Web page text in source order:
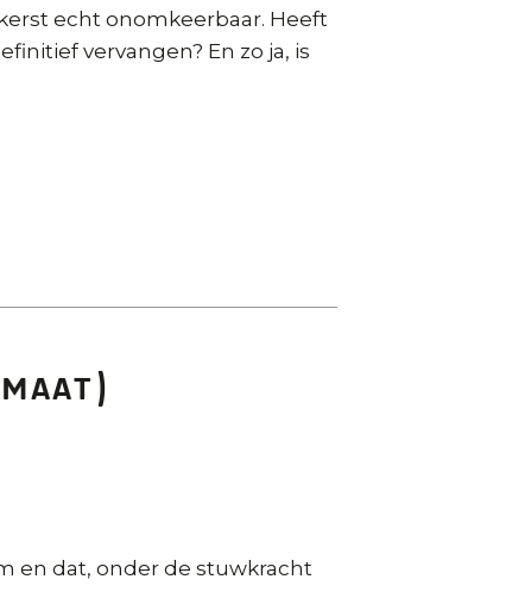
echt onomkeerbaar. Heeft
vervangen? En zo ja, is
en dat, onder de stuwkracht